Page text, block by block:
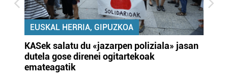
EUSKAL HERRIA, GIPUZKOA
KASek salatu du «jazarpen poliziala» jasan
dutela gose direnei ogitartekoak
emateagatik